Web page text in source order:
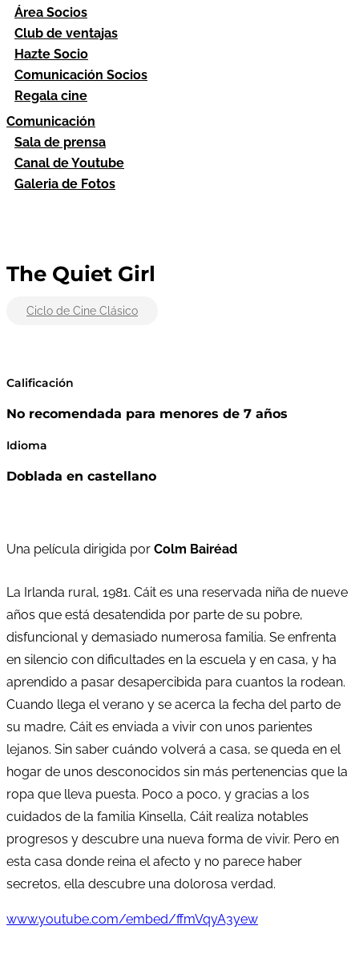
Área Socios
Club de ventajas
Hazte Socio
Comunicación Socios
Regala cine
Comunicación
Sala de prensa
Canal de Youtube
Galeria de Fotos
The Quiet Girl
Ciclo de Cine Clásico
Calificación
No recomendada para menores de 7 años
Idioma
Doblada en castellano
Una película dirigida por Colm Bairéad
La Irlanda rural, 1981. Cáit es una reservada niña de nueve
años que está desatendida por parte de su pobre,
disfuncional y demasiado numerosa familia. Se enfrenta
en silencio con dificultades en la escuela y en casa, y ha
aprendido a pasar desapercibida para cuantos la rodean.
Cuando llega el verano y se acerca la fecha del parto de
su madre, Cáit es enviada a vivir con unos parientes
lejanos. Sin saber cuándo volverá a casa, se queda en el
hogar de unos desconocidos sin más pertenencias que la
ropa que lleva puesta. Poco a poco, y gracias a los
cuidados de la familia Kinsella, Cáit realiza notables
progresos y descubre una nueva forma de vivir. Pero en
esta casa donde reina el afecto y no parece haber
secretos, ella descubre una dolorosa verdad.
www.youtube.com/embed/ffmVqyA3yew